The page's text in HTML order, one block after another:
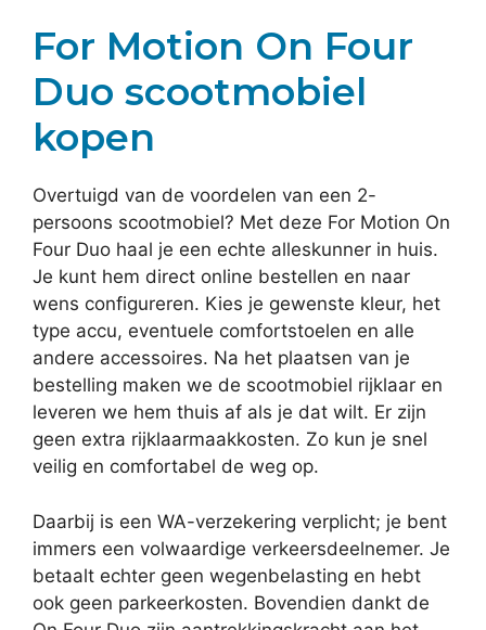
For Motion On Four
Duo scootmobiel
kopen
Overtuigd van de voordelen van een 2-
persoons scootmobiel? Met deze For Motion On
Four Duo haal je een echte alleskunner in huis.
Je kunt hem direct online bestellen en naar
wens configureren. Kies je gewenste kleur, het
type accu, eventuele comfortstoelen en alle
andere accessoires. Na het plaatsen van je
bestelling maken we de scootmobiel rijklaar en
leveren we hem thuis af als je dat wilt. Er zijn
geen extra rijklaarmaakkosten. Zo kun je snel
veilig en comfortabel de weg op.
Daarbij is een WA-verzekering verplicht; je bent
immers een volwaardige verkeersdeelnemer. Je
betaalt echter geen wegenbelasting en hebt
ook geen parkeerkosten. Bovendien dankt de